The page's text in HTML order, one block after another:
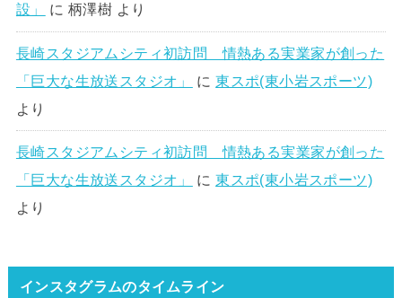
設」
に 柄澤樹 より
長崎スタジアムシティ初訪問 情熱ある実業家が創った
「巨大な生放送スタジオ」
に東スポ(東小岩スポーツ)
より
長崎スタジアムシティ初訪問 情熱ある実業家が創った
「巨大な生放送スタジオ」
に東スポ(東小岩スポーツ)
より
インスタグラムのタイムライン